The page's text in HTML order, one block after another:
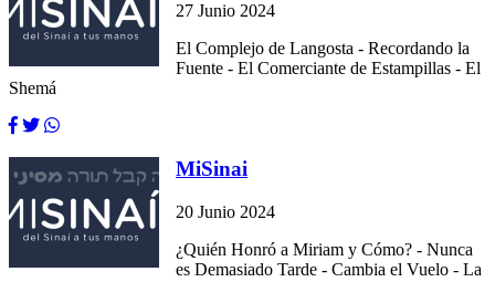
27 Junio 2024
El Complejo de Langosta - Recordando la
Fuente - El Comerciante de Estampillas - El
Shemá
MiSinai
20 Junio 2024
¿Quién Honró a Miriam y Cómo? - Nunca
es Demasiado Tarde - Cambia el Vuelo - La